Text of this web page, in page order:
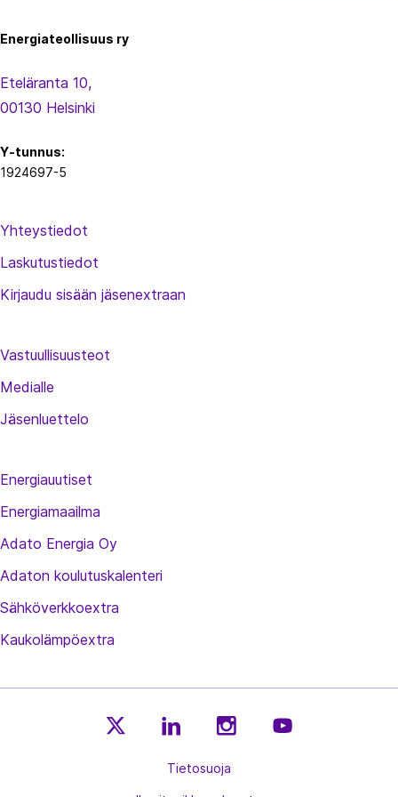
Energiateollisuus ry
Eteläranta 10,
00130 Helsinki
Y-tunnus:
1924697-5
Yhteystiedot
Laskutustiedot
Kirjaudu sisään jäsenextraan
Vastuullisuusteot
Medialle
Jäsenluettelo
Energiauutiset
Energiamaailma
Adato Energia Oy
Adaton koulutuskalenteri
Sähköverkkoextra
Kaukolämpöextra
n
Tietosuoja